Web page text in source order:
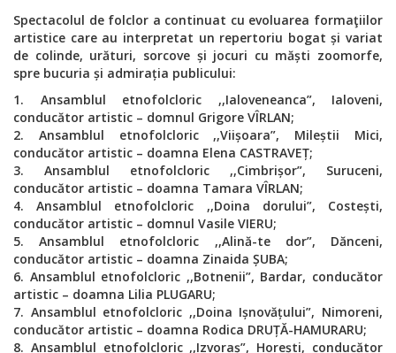
Spectacolul de folclor a continuat cu evoluarea formaţiilor
artistice care au interpretat un repertoriu bogat și variat
de colinde, urături, sorcove și jocuri cu măști zoomorfe,
spre bucuria și admirația publicului:
1. Ansamblul etnofolcloric ,,Ialoveneanca”, Ialoveni,
conducător artistic – domnul Grigore VÎRLAN;
2. Ansamblul etnofolcloric ,,Viișoara”, Mileștii Mici,
conducător artistic – doamna Elena CASTRAVEȚ;
3. Ansamblul etnofolcloric ,,Cimbrișor”, Suruceni,
conducător artistic – doamna Tamara VÎRLAN;
4. Ansamblul etnofolcloric ,,Doina dorului”, Costești,
conducător artistic – domnul Vasile VIERU;
5. Ansamblul etnofolcloric ,,Alină-te dor”, Dănceni,
conducător artistic – doamna Zinaida ȘUBA;
6. Ansamblul etnofolcloric ,,Botnenii”, Bardar, conducător
artistic – doamna Lilia PLUGARU;
7. Ansamblul etnofolcloric ,,Doina Ișnovățului”, Nimoreni,
conducător artistic – doamna Rodica DRUȚĂ-HAMURARU;
8. Ansamblul etnofolcloric ,,Izvoraș”, Horești, conducător